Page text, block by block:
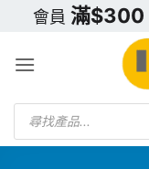
content
會員 滿$300
Products
search